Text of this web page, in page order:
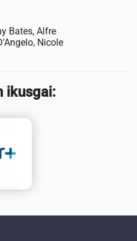
Bates, Alfre
Nicole
ikusgai: